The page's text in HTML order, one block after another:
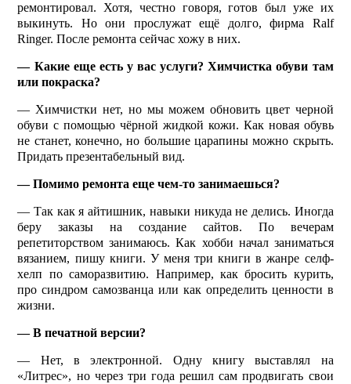
ремонтировал. Хотя, честно говоря, готов был уже их
выкинуть. Но они прослужат ещё долго, фирма Ralf
Ringer. После ремонта сейчас хожу в них.
— Какие еще есть у вас услуги? Химчистка обуви там
или покраска?
— Химчистки нет, но мы можем обновить цвет черной
обуви с помощью чёрной жидкой кожи. Как новая обувь
не станет, конечно, но большие царапины можно скрыть.
Придать презентабельный вид.
— Помимо ремонта еще чем-то занимаешься?
— Так как я айтишник, навыки никуда не делись. Иногда
беру заказы на создание сайтов. По вечерам
репетиторством занимаюсь. Как хобби начал заниматься
вязанием, пишу книги. У меня три книги в жанре селф-
хелп по саморазвитию. Например, как бросить курить,
про синдром само­званца или как определить ценности в
жизни.
— В печатной версии?
— Нет, в электронной. Одну книгу выставлял на
«Литрес», но через три года решил сам продвигать свои